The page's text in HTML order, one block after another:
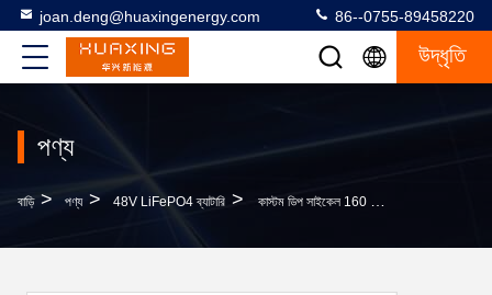
joan.deng@huaxingenergy.com 86--0755-89458220
উদ্ধৃতি
পণ্য
বাড়ি > পণ্য > 48V LiFePO4 ব্যাটারি > কাস্টম ডিপ সাইকেল 160 এএইচ 48 ভি লিথিয়াম আয়রন ফসফেট ব্যাটারি